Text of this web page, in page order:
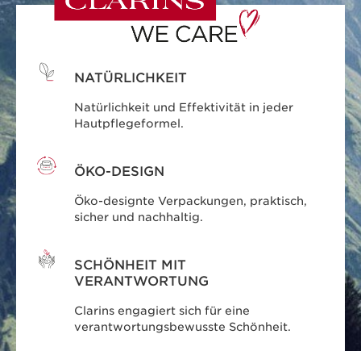
NATÜRLICHKEIT
Natürlichkeit und Effektivität in jeder
Hautpflegeformel.
ÖKO-DESIGN
Öko-designte Verpackungen, praktisch,
sicher und nachhaltig.
SCHÖNHEIT MIT
VERANTWORTUNG
Clarins engagiert sich für eine
verantwortungsbewusste Schönheit.